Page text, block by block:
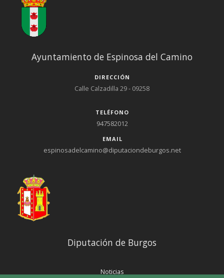
Ayuntamiento de Espinosa del Camino
DIRECCIÓN
Calle Calzadilla 29 - 09258
TELÉFONO
947582012
EMAIL
espinosadelcamino@diputaciondeburgos.net
Diputación de Burgos
Noticias